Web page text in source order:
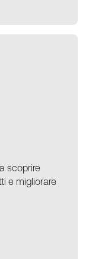
scoprire
e migliorare